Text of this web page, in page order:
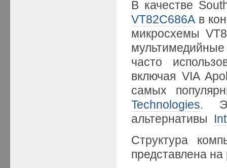
В качестве
VT82C686Aв
микросхемы
часто
включая VIA
самых
Technologies.
альтернативы
Структура
представлена